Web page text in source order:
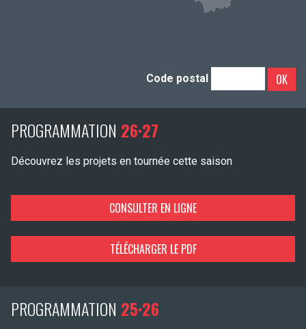
Code postal OK
PROGRAMMATION 26·27
Découvrez les projets en tournée cette saison
CONSULTER EN LIGNE
TÉLÉCHARGER LE PDF
PROGRAMMATION 25·26